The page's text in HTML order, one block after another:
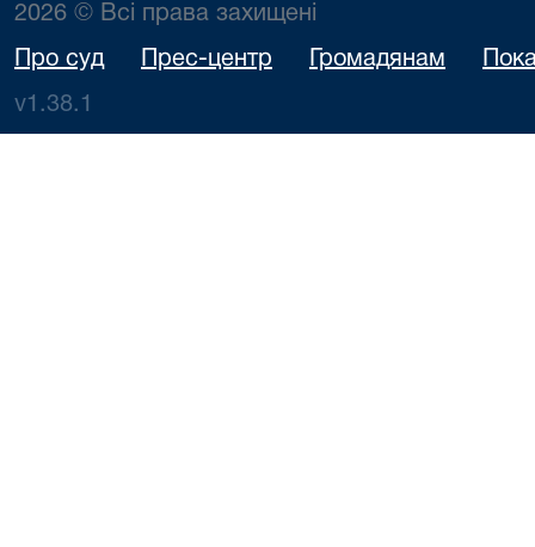
2026 © Всі права захищені
Про суд Прес-центр Громадянам
v1.38.1